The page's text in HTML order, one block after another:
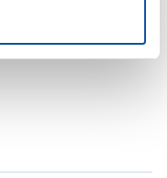
le contenu
relatives aux
Nous
sur l'utilisation de
sociaux, de
celles-ci